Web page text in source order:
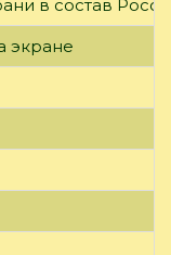
в состав
экране